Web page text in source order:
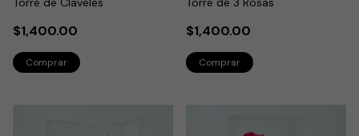
$1,400.00 $1,400.00